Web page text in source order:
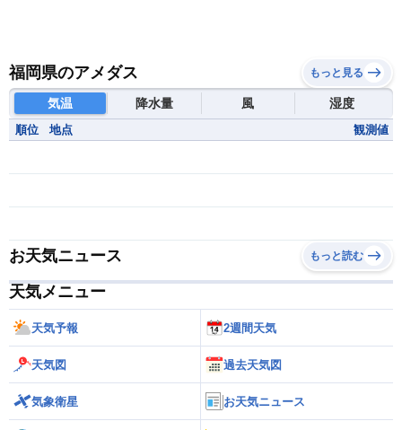
福岡県のアメダス もっと見る
気温 降水量 風 湿度
順位 地点 観測値
お天気ニュース もっと読む
天気メニュー
天気予報 2週間天気
天気図 過去天気図
気象衛星 お天気ニュース